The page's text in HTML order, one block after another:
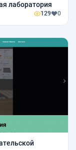
лаборатория
129 0